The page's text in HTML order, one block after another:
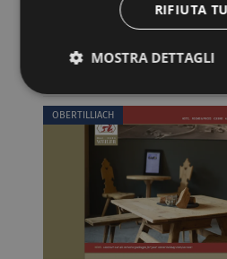
9654 San Lorenzo nella
OBERTILLIACH
RIFIUTA
MOSTRA DETTAGLI